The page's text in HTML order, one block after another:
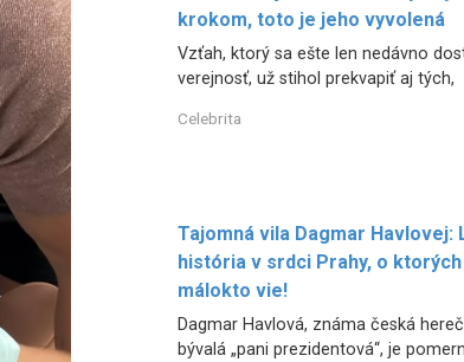
krokom, toto je jeho vyvolená
Vzťah, ktorý sa ešte len nedávno
verejnosť, už stihol prekvapiť aj tých,
Celebrita
Tajomná vila Dagmar Havlovej:
história v srdci Prahy, o ktorých
málokto vie!
Dagmar Havlová, známa česká
bývalá „pani prezidentová“, je